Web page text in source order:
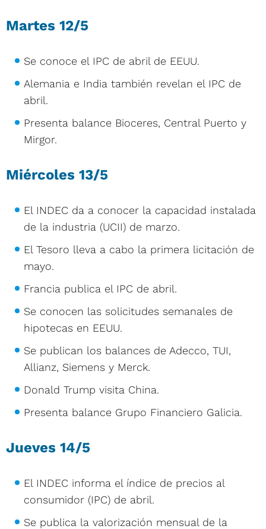
Martes 12/5
Se conoce el IPC de abril de EEUU.
Alemania e India también revelan el IPC de
abril.
Presenta balance Bioceres, Central Puerto y
Mirgor.
Miércoles 13/5
El INDEC da a conocer la capacidad instalada
de la industria (UCII) de marzo.
El Tesoro lleva a cabo la primera licitación de
mayo.
Francia publica el IPC de abril.
Se conocen las solicitudes semanales de
hipotecas en EEUU.
Se publican los balances de Adecco, TUI,
Allianz, Siemens y Merck.
Donald Trump visita China.
Presenta balance Grupo Financiero Galicia.
Jueves 14/5
El INDEC informa el índice de precios al
consumidor (IPC) de abril.
Se publica la valorización mensual de la